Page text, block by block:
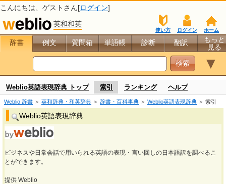
こんにちは、 ゲスト さん[ログイン]
英和和英
ホーム
ログイン
使い方
辞書 例文 質問箱 単語帳 診断 翻訳
もっと
見る
▼
Weblio英語表現辞典 トップ 索引 ランキング ヘルプ
Weblio 辞書 ＞ 英和辞典・和英辞典 ＞ 辞書・百科事典 ＞ Weblio英語表現辞典 ＞ 索引
Weblio英語表現辞典
ビジネスや日常会話で用いられる英語の表現・言い回しの日本語訳を調べるこ
とができます。
提供 Weblio